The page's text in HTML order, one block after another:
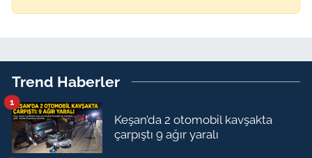
Trend Haberler
Keşan’da 2 otomobil kavşakta
çarpıştı 9 ağır yaralı
1